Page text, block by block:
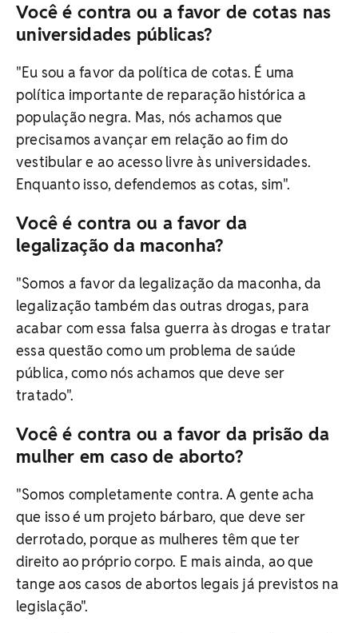
Você é contra ou a favor de cotas nas
universidades públicas?
"Eu sou a favor da política de cotas. É uma
política importante de reparação histórica a
população negra. Mas, nós achamos que
precisamos avançar em relação ao fim do
vestibular e ao acesso livre às universidades.
Enquanto isso, defendemos as cotas, sim".
Você é contra ou a favor da
legalização da maconha?
"Somos a favor da legalização da maconha, da
legalização também das outras drogas, para
acabar com essa falsa guerra às drogas e tratar
essa questão como um problema de saúde
pública, como nós achamos que deve ser
tratado".
Você é contra ou a favor da prisão da
mulher em caso de aborto?
"Somos completamente contra. A gente acha
que isso é um projeto bárbaro, que deve ser
derrotado, porque as mulheres têm que ter
direito ao próprio corpo. E mais ainda, ao que
tange aos casos de abortos legais já previstos na
legislação".